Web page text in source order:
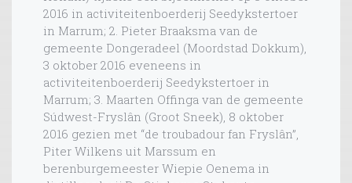
2016 in activiteitenboerderij Seedykstertoer
in Marrum; 2. Pieter Braaksma van de
gemeente Dongeradeel (Moordstad Dokkum),
3 oktober 2016 eveneens in
activiteitenboerderij Seedykstertoer in
Marrum; 3. Maarten Offinga van de gemeente
Súdwest-Fryslân (Groot Sneek), 8 oktober
2016 gezien met “de troubadour fan Fryslân”,
Piter Wilkens uit Marssum en
berenburgemeester Wiepie Oenema in